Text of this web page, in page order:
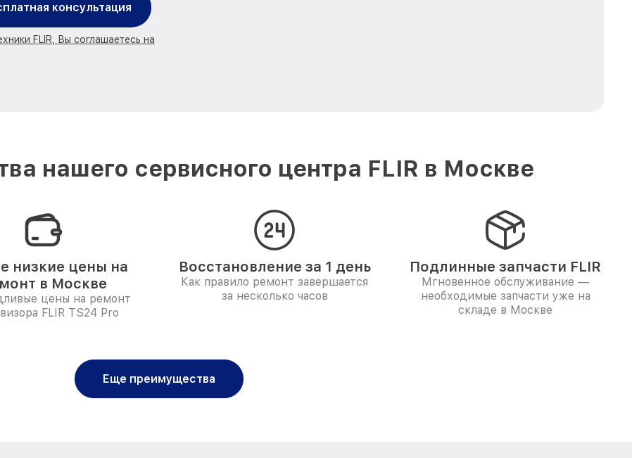
консультация
FLIR, Вы соглашаетесь на
нашего сервисного центра FLIR в Москве
низкие цены на
в Москве
цены на ремонт
FLIR TS24 Pro
Восстановление за 1 день
Как правило ремонт завершается
за несколько часов
Подлинные запчасти FLIR
Мгновенное обслуживание —
необходимые запчасти уже на
складе в Москве
Еще преимущества